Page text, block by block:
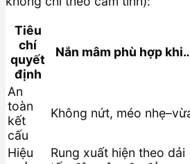
Tiêu
chí
quyết
định
Nắn mâm phù hợp
An
toàn
kết
cấu
Không nứt, méo
Hiệu
Rung xuất hiện theo dải